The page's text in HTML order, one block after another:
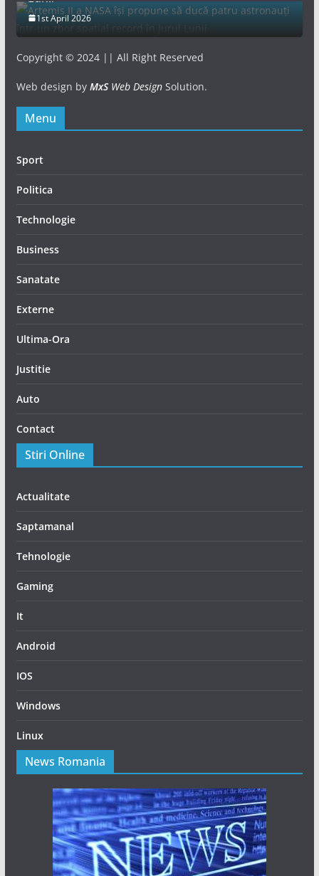
1st April 2026
Copyright © 2024 || All Right Reserved
Web design by MxSWeb DesignSolution.
Menu
Sport
Politica
Technologie
Business
Sanatate
Externe
Ultima-Ora
Justitie
Auto
Contact
Stiri Online
Actualitate
Saptamanal
Tehnologie
Gaming
It
Android
IOS
Windows
Linux
News Romania